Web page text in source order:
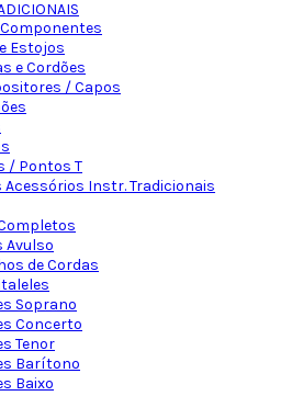
Estojos
e Cordões
/ Capos
/ Pontos T
Acessórios Instr. Tradicionais
Avulso
de Cordas
Soprano
Concerto
Tenor
Barítono
Baixo